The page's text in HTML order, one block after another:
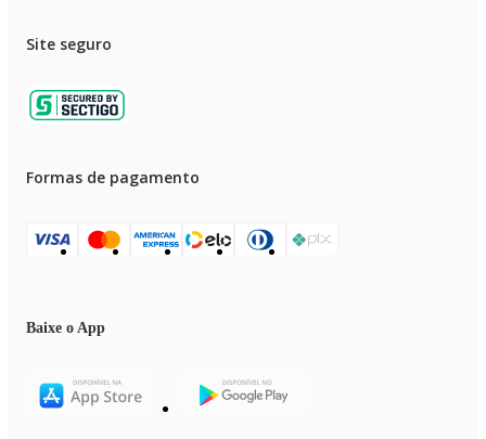
Site seguro
Formas de pagamento
Baixe o App